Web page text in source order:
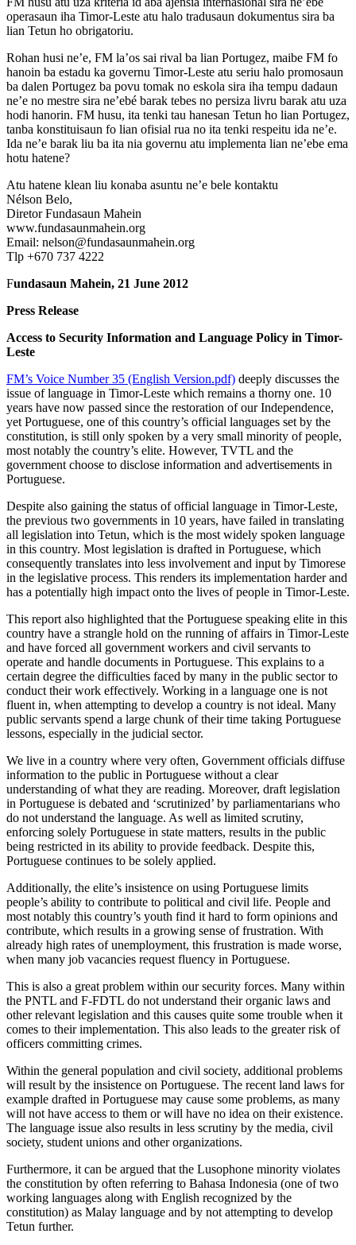
operasaun iha Timor-Leste atu halo tradusaun dokumentus sira ba
lian Tetun ho obrigatoriu.
Rohan husi ne’e, FM la’os sai rival ba lian Portugez, maibe FM fo
hanoin ba estadu ka governu Timor-Leste atu seriu halo promosaun
ba dalen Portugez ba povu tomak no eskola sira iha tempu dadaun
ne’e no mestre sira ne’ebé barak tebes no persiza livru barak atu uza
hodi hanorin. FM husu, ita tenki tau hanesan Tetun ho lian Portugez,
tanba konstituisaun fo lian ofisial rua no ita tenki respeitu ida ne’e.
Ida ne’e barak liu ba ita nia governu atu implementa lian ne’ebe ema
hotu hatene?
Atu hatene klean liu konaba asuntu ne’e bele kontaktu
Nélson Belo,
Diretor Fundasaun Mahein
www.fundasaunmahein.org
Email: nelson@fundasaunmahein.org
Tlp +670 737 4222
Fundasaun Mahein, 21 June 2012
Press Release
Access to Security Information and Language Policy in Timor-
Leste
FM’s Voice Number 35 (English Version.pdf) deeply discusses the
issue of language in Timor-Leste which remains a thorny one. 10
years have now passed since the restoration of our Independence,
yet Portuguese, one of this country’s official languages set by the
constitution, is still only spoken by a very small minority of people,
most notably the country’s elite. However, TVTL and the
government choose to disclose information and advertisements in
Portuguese.
Despite also gaining the status of official language in Timor-Leste,
the previous two governments in 10 years, have failed in translating
all legislation into Tetun, which is the most widely spoken language
in this country. Most legislation is drafted in Portuguese, which
consequently translates into less involvement and input by Timorese
in the legislative process. This renders its implementation harder and
has a potentially high impact onto the lives of people in Timor-Leste.
This report also highlighted that the Portuguese speaking elite in this
country have a strangle hold on the running of affairs in Timor-Leste
and have forced all government workers and civil servants to
operate and handle documents in Portuguese. This explains to a
certain degree the difficulties faced by many in the public sector to
conduct their work effectively. Working in a language one is not
fluent in, when attempting to develop a country is not ideal. Many
public servants spend a large chunk of their time taking Portuguese
lessons, especially in the judicial sector.
We live in a country where very often, Government officials diffuse
information to the public in Portuguese without a clear
understanding of what they are reading. Moreover, draft legislation
in Portuguese is debated and ‘scrutinized’ by parliamentarians who
do not understand the language. As well as limited scrutiny,
enforcing solely Portuguese in state matters, results in the public
being restricted in its ability to provide feedback. Despite this,
Portuguese continues to be solely applied.
Additionally, the elite’s insistence on using Portuguese limits
people’s ability to contribute to political and civil life. People and
most notably this country’s youth find it hard to form opinions and
contribute, which results in a growing sense of frustration. With
already high rates of unemployment, this frustration is made worse,
when many job vacancies request fluency in Portuguese.
This is also a great problem within our security forces. Many within
the PNTL and F-FDTL do not understand their organic laws and
other relevant legislation and this causes quite some trouble when it
comes to their implementation. This also leads to the greater risk of
officers committing crimes.
Within the general population and civil society, additional problems
will result by the insistence on Portuguese. The recent land laws for
example drafted in Portuguese may cause some problems, as many
will not have access to them or will have no idea on their existence.
The language issue also results in less scrutiny by the media, civil
society, student unions and other organizations.
Furthermore, it can be argued that the Lusophone minority violates
the constitution by often referring to Bahasa Indonesia (one of two
working languages along with English recognized by the
constitution) as Malay language and by not attempting to develop
Tetun further.